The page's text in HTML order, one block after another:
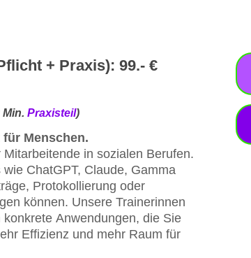
+ Praxis): 99.- €
Praxisteil)
Menschen.
in sozialen Berufen.
ChatGPT, Claude, Gamma
Protokollierung oder
können. Unsere Trainerinnen
Anwendungen, die Sie
Effizienz und mehr Raum für